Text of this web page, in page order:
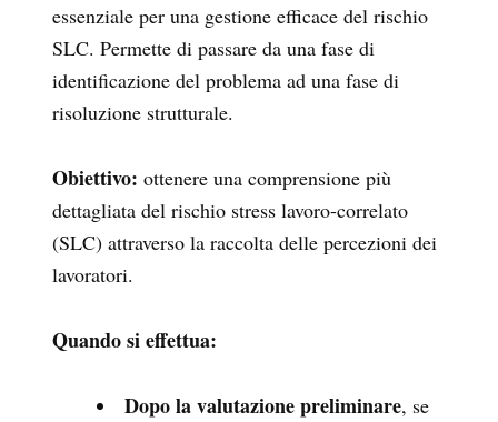
essenziale per una gestione efficace del rischio
SLC. Permette di passare da una fase di
identificazione del problema ad una fase di
risoluzione strutturale.
Obiettivo: ottenere una comprensione più
dettagliata del rischio stress lavoro-correlato
(SLC) attraverso la raccolta delle percezioni dei
lavoratori.
Quando si effettua:
Dopo la valutazione preliminare, se